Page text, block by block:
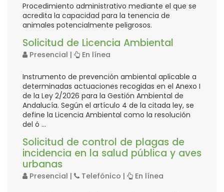
Procedimiento administrativo mediante el que se
acredita la capacidad para la tenencia de
animales potencialmente peligrosos.
Solicitud de Licencia Ambiental
Presencial | En línea
Instrumento de prevención ambiental aplicable a
determinadas actuaciones recogidas en el Anexo I
de la Ley 2/2026 para la Gestión Ambiental de
Andalucía. Según el artículo 4 de la citada ley, se
define la Licencia Ambiental como la resolución
del ó ...
Solicitud de control de plagas de
incidencia en la salud pública y aves
urbanas
Presencial | Telefónico | En línea